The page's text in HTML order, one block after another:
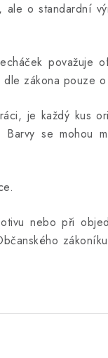
o standardní
považuje
zákona pouze
je každý kus
se mohou
nebo při